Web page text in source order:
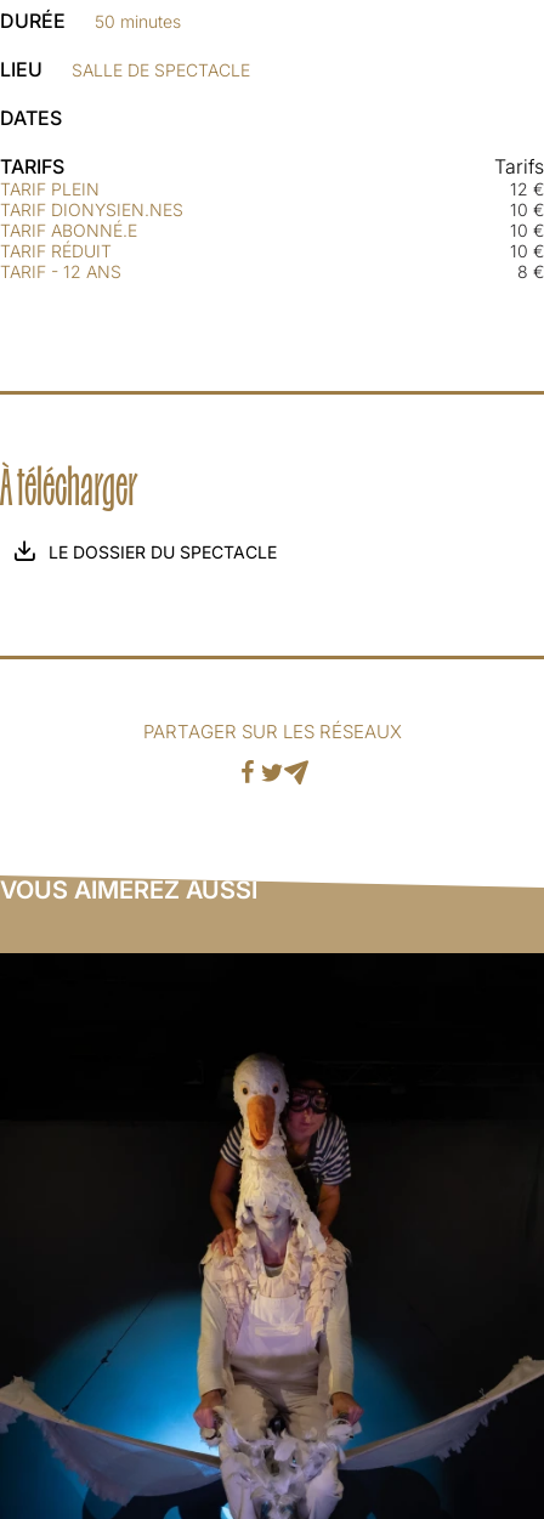
DURÉE 50 minutes
LIEU SALLE DE SPECTACLE
DATES
TARIFS
Tarifs
TARIF PLEIN
12 €
TARIF DIONYSIEN.NES
10 €
TARIF ABONNÉ.E
10 €
TARIF RÉDUIT
10 €
TARIF - 12 ANS
8 €
À télécharger
LE DOSSIER DU SPECTACLE
PARTAGER SUR LES RÉSEAUX
Facebook
Twitter
Mail
VOUS AIMEREZ AUSSI